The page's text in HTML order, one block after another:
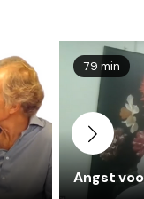
79 min
Angst